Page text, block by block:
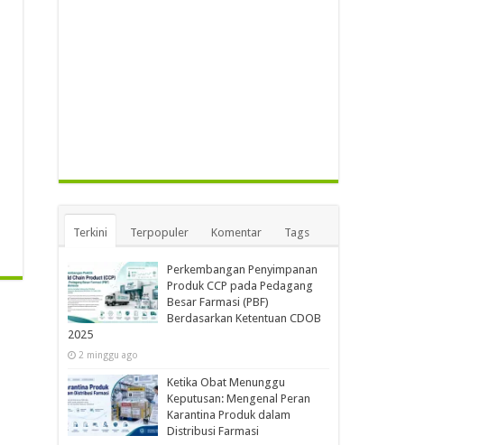
Terkini Terpopuler Komentar Tags
Perkembangan Penyimpanan
Produk CCP pada Pedagang
Besar Farmasi (PBF)
Berdasarkan Ketentuan CDOB
2025
2 minggu ago
Ketika Obat Menunggu
Keputusan: Mengenal Peran
Karantina Produk dalam
Distribusi Farmasi